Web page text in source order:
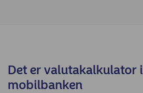
Det er valutakalkulator i
mobilbanken